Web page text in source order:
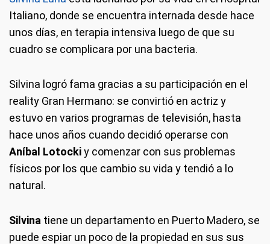
Italiano, donde se encuentra internada desde hace
unos días, en terapia intensiva luego de que su
cuadro se complicara por una bacteria.
Silvina logró fama gracias a su participación en el
reality Gran Hermano: se convirtió en actriz y
estuvo en varios programas de televisión, hasta
hace unos años cuando decidió operarse con
Aníbal Lotockiy comenzar con sus problemas
físicos por los que cambio su vida y tendió a lo
natural.
Silvina tiene un departamento en Puerto Madero, se
puede espiar un poco de la propiedad en sus sus